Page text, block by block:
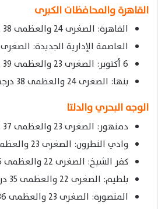
القاهرة والمحافظات الكبرى
القاهرة: الصغرى 24 والعظمى 38 درجة.
العاصمة الإدارية الجديدة: الصغرى 23 والعظمى 39 درجة.
6 أكتوبر: الصغرى 23 والعظمى 39 درجة.
بنها: الصغرى 24 والعظمى 38 درجة.
الوجه البحري والدلتا
دمنهور: الصغرى 23 والعظمى 37 درجة.
وادي النطرون: الصغرى 23 والعظمى 38 درجة.
كفر الشيخ: الصغرى 22 والعظمى 36 درجة.
بلطيم: الصغرى 22 والعظمى 35 درجة.
المنصورة: الصغرى 23 والعظمى 36 درجة.